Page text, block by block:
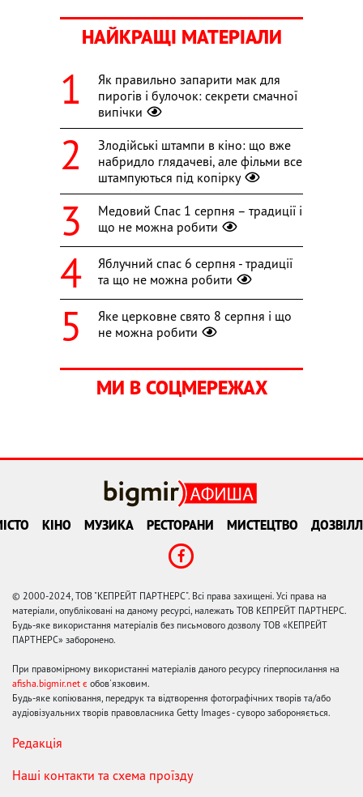
НАЙКРАЩІ МАТЕРІАЛИ
Як правильно запарити мак для
пирогів і булочок: секрети смачної
випічки
Злодійські штампи в кіно: що вже
набридло глядачеві, але фільми все
штампуються під копірку
Медовий Спас 1 серпня – традиції і
що не можна робити
Яблучний спас 6 серпня - традиції
та що не можна робити
Яке церковне свято 8 серпня і що
не можна робити
МИ В СОЦМЕРЕЖАХ
КІНО МУЗИКА РЕСТОРАНИ МИСТЕЦТВО
© 2000-2024, ТОВ "КЕПРЕЙТ ПАРТНЕРС". Всі права захищені. Усі права на
матеріали, опубліковані на даному ресурсі, належать ТОВ КЕПРЕЙТ ПАРТНЕРС.
Будь-яке використання матеріалів без письмового дозволу ТОВ «КЕПРЕЙТ
ПАРТНЕРС» заборонено.
При правомірному використанні матеріалів даного ресурсу гіперпосилання на
afisha.bigmir.net є обов'язковим.
Будь-яке копіювання, передрук та відтворення фотографічних творів та/або
аудіовізуальних творів правовласника Getty Images - суворо забороняється.
Редакція
Наші контакти та схема проїзду